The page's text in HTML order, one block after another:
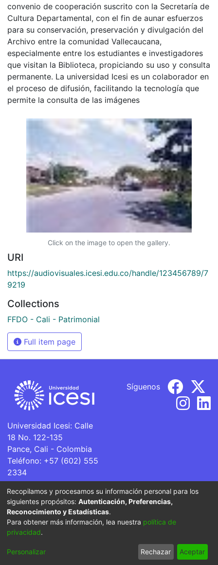
convenio de cooperación suscrito con la Secretaría de
Cultura Departamental, con el fin de aunar esfuerzos
para su conservación, preservación y divulgación del
Archivo entre la comunidad Vallecaucana,
especialmente entre los estudiantes e investigadores
que visitan la Biblioteca, propiciando su uso y consulta
permanente. La universidad Icesi es un colaborador en
el proceso de difusión, facilitando la tecnología que
permite la consulta de las imágenes
Click on the image to open the gallery.
URI
https://audiovisuales.icesi.edu.co/handle/123456789/7
9219
Collections
FFDO - Cali - Patrimonial
Full item page
Universidad Icesi: Calle
18 No. 122-135
Pance, Cali - Colombia
Teléfono: +57 (602) 555
2334
ventanillaunica@icesi.edu.co
Síguenos
La Universidad Icesi es una Institución de Educación
Superior que se encuentra sujeta a inspección y vigilancia
por parte del Ministerio de Educación Nacional.
Cookie
End User
Agreement
Send
Feedback
Recopilamos y procesamos su información personal para los
siguientes propósitos: Autenticación, Preferencias,
Reconocimiento y Estadísticas.
Para obtener más información, lea nuestra política de
privacidad.
Personalizar Rechazar Aceptar